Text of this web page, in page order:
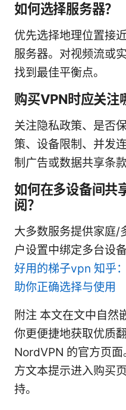
如何选择服务器？
优先选择地理位置接
服务器。对视频流或
找到最佳平衡点。
购买VPN时应关注
关注隐私政策、是否
策、设备限制、并发
制广告或数据共享条款
如何在多设备间共
阅？
大多数服务提供家庭/
户设置中绑定多台设
好用的梯子vpn 知乎
助你正确选择与使用
附注 本文在文中自
你更便捷地获取优质
NordVPN 的官方页
方文本提示进入购买
持。